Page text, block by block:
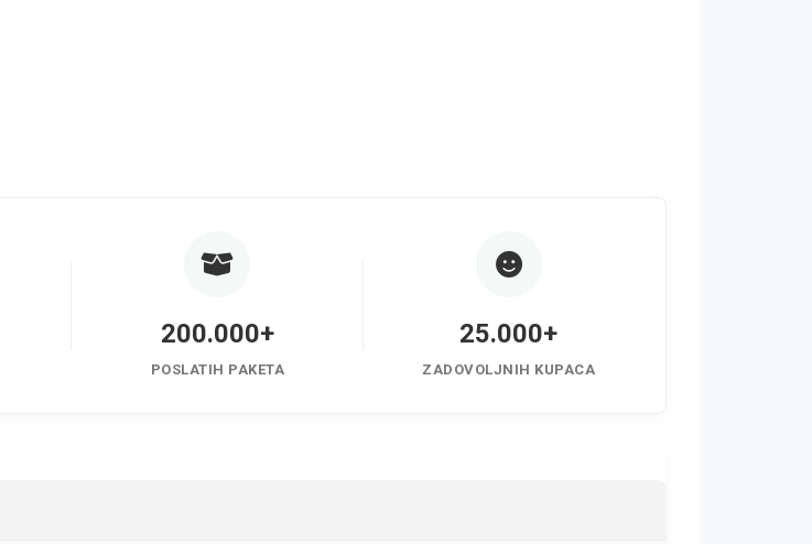
200.000+
POSLATIH PAKETA
25.000+
ZADOVOLJNIH KUPACA